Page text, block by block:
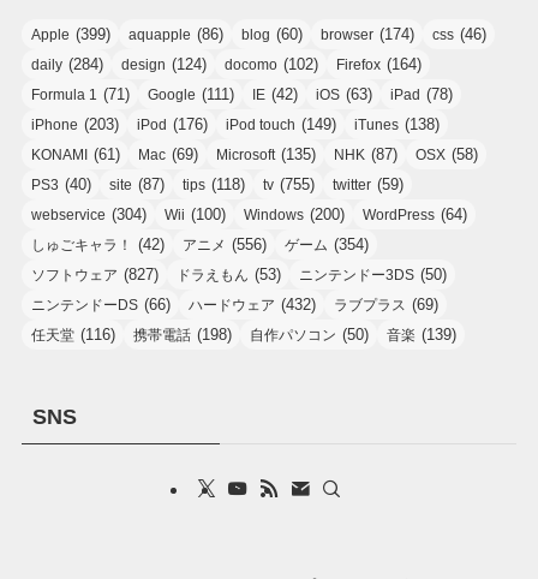
Apple (399) aquapple (86) blog (60) browser (174) css (46)
daily (284) design (124) docomo (102) Firefox (164)
Formula 1 (71) Google (111) IE (42) iOS (63) iPad (78)
iPhone (203) iPod (176) iPod touch (149) iTunes (138)
KONAMI (61) Mac (69) Microsoft(135) NHK (87) OSX (58)
PS3 (40) site (87) tips (118) tv (755) twitter (59)
webservice (304) Wii (100) Windows (200) WordPress (64)
しゅごキャラ！ (42) アニメ (556) ゲーム (354)
ソフトウェア (827) ドラえもん (53) ニンテンドー3DS (50)
ニンテンドーDS (66) ハードウェア (432) ラブプラス (69)
任天堂 (116) 携帯電話 (198) 自作パソコン (50) 音楽 (139)
SNS